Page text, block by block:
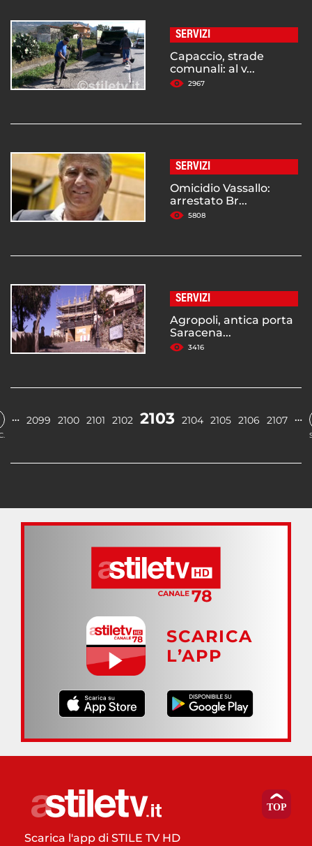
SERVIZI
Capaccio, strade
comunali: al v...
2967
SERVIZI
Omicidio Vassallo:
arrestato Br...
5808
SERVIZI
Agropoli, antica porta
Saracena...
3416
… 2099 2100 2101 2102 2103 2104 2105 2106 2107 …
SCARICA
L’APP
Scarica l'app di STILE TV HD